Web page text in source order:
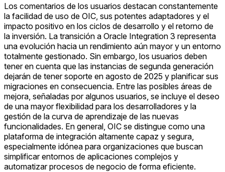
Los comentarios de los usuarios destacan constantemente
la facilidad de uso de OIC, sus potentes adaptadores y el
impacto positivo en los ciclos de desarrollo y el retorno de
la inversión. La transición a Oracle Integration 3 representa
una evolución hacia un rendimiento aún mayor y un entorno
totalmente gestionado. Sin embargo, los usuarios deben
tener en cuenta que las instancias de segunda generación
dejarán de tener soporte en agosto de 2025 y planificar sus
migraciones en consecuencia. Entre las posibles áreas de
mejora, señaladas por algunos usuarios, se incluye el deseo
de una mayor flexibilidad para los desarrolladores y la
gestión de la curva de aprendizaje de las nuevas
funcionalidades. En general, OIC se distingue como una
plataforma de integración altamente capaz y segura,
especialmente idónea para organizaciones que buscan
simplificar entornos de aplicaciones complejos y
automatizar procesos de negocio de forma eficiente.